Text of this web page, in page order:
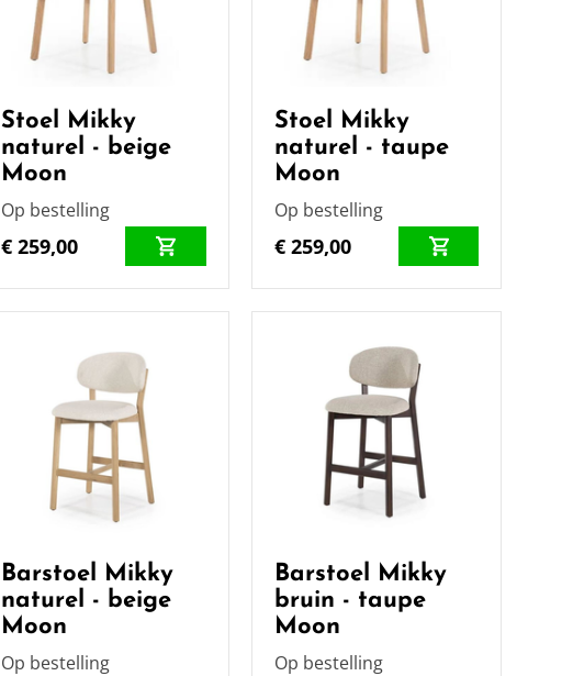
Stoel Mikky
naturel - beige
Moon
Op bestelling
€ 259,00
Stoel Mikky
naturel - taupe
Moon
Op bestelling
€ 259,00
Barstoel Mikky
naturel - beige
Moon
Op bestelling
Barstoel Mikky
bruin - taupe
Moon
Op bestelling